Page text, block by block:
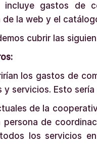
incluye gastos de
la web y el
cubrir las
los gastos de
servicios. Esto
de la
de
los servicios